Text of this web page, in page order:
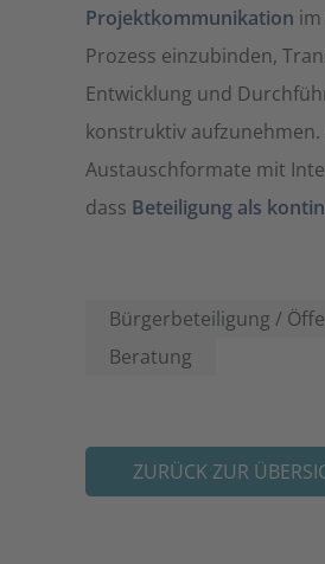
Projektkommunikation
Prozess einzubinden,
Entwicklung und
konstruktiv
Austauschformate mit
dass Beteiligung als
Bürgerbeteiligung /
Beratung
ZURÜCK ZUR